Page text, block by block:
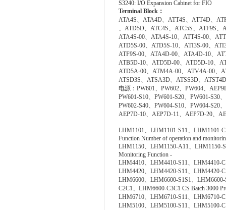
S3240: I/O Expansion Cabinet for FIO
Terminal Block：
ATA4S、ATA4D、ATT4S、ATT4D、
、ATD5D、ATC4S、ATC5S、ATF9S
ATA4S-00、ATA4S-10、ATT4S-00、
ATD5S-00、ATD5S-10、ATI3S-00、
ATF9S-00、ATA4D-00、ATA4D-10、
ATB5D-10、ATD5D-00、ATD5D-10、
ATD5A-00、ATM4A-00、ATV4A-00、
ATSD3S、ATSA3D、ATSS3D、
电源：PW601、PW602、PW604、
PW601-S10、PW601-S20、PW601-S30
PW602-S40、PW604-S10、PW604-S20
AEP7D-10、AEP7D-11、AEP7D-20、
LHM1101、LHM1101-S11、LHM1101-
Function Number of operation and
LHM1150、LHM1150-A11、LHM1150-
Monitoring Function -
LHM4410、LHM4410-S11、LHM4410-
LHM4420、LHM4420-S11、LHM4420-
LHM6600、LHM6600-S1S1、
C2C1、LHM6600-C3C1 CS Batch 3000
LHM6710、LHM6710-S11、LHM6710-
LHM5100、LHM5100-S11、LHM5100-